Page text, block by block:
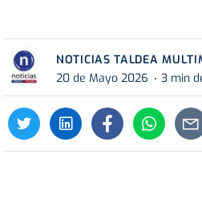
NOTICIAS TALDEA
20 de Mayo 2026
3 min